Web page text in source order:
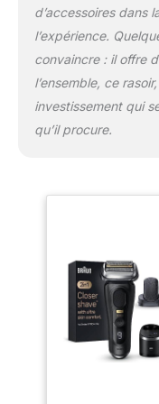
d’accessoires dans
l’expérience.
convaincre : il offre
l’ensemble, ce
investissement qui
qu’il procure.